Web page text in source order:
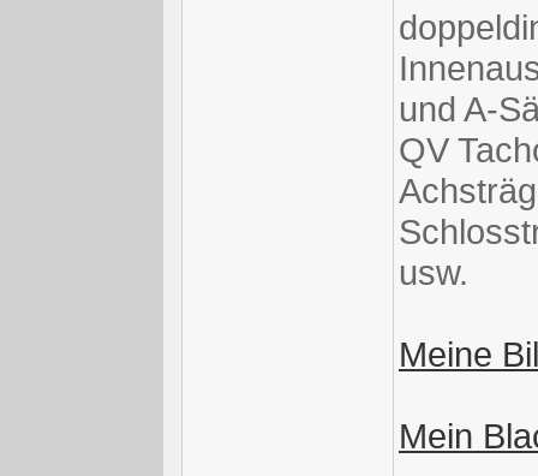
und A-
QV
usw.
Meine
Mein